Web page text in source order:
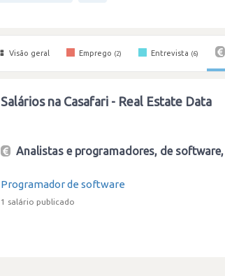
Visão geral Emprego (2) Entrevista (6)
Salários na Casafari - Real Estate Data
Analistas e programadores, de
Programador de software
1 salário publicado